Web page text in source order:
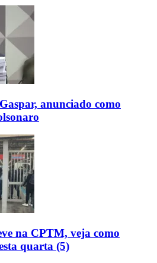
anunciado como
na CPTM, veja como
quarta (5)